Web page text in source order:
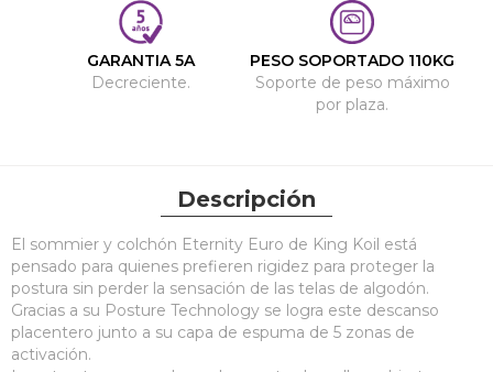
GARANTIA 5A
Decreciente.
PESO SOPORTADO 110KG
Soporte de peso máximo
por plaza.
Descripción
El sommier y colchón Eternity Euro de King Koil está
pensado para quienes prefieren rigidez para proteger la
postura sin perder la sensación de las telas de algodón.
Gracias a su Posture Technology se logra este descanso
placentero junto a su capa de espuma de 5 zonas de
activación.